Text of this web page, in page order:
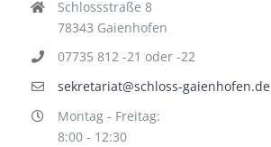
Schlossstraße 8
78343 Gaienhofen
07735 812 -21 oder -22
sekretariat@schloss-gaienhofen.de
Montag - Freitag:
8:00 - 12:30